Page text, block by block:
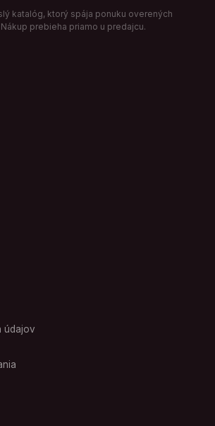
katalóg, ktorý spája ponuku overených
prebieha priamo u predajcu.
údajov